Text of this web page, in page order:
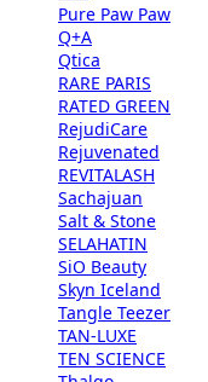
Pure Paw Paw
Q+A
Qtica
RARE PARIS
RATED GREEN
RejudiCare
Rejuvenated
REVITALASH
Sachajuan
Salt & Stone
SELAHATIN
SiO Beauty
Skyn Iceland
Tangle Teezer
TAN-LUXE
TEN SCIENCE